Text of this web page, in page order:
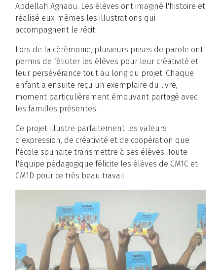
Abdellah Agnaou. Les élèves ont imaginé l'histoire et
réalisé eux-mêmes les illustrations qui
accompagnent le récit.
Lors de la cérémonie, plusieurs prises de parole ont
permis de féliciter les élèves pour leur créativité et
leur persévérance tout au long du projet. Chaque
enfant a ensuite reçu un exemplaire du livre,
moment particulièrement émouvant partagé avec
les familles présentes.
Ce projet illustre parfaitement les valeurs
d'expression, de créativité et de coopération que
l'école souhaite transmettre à ses élèves. Toute
l'équipe pédagogique félicite les élèves de CM1C et
CM1D pour ce très beau travail.